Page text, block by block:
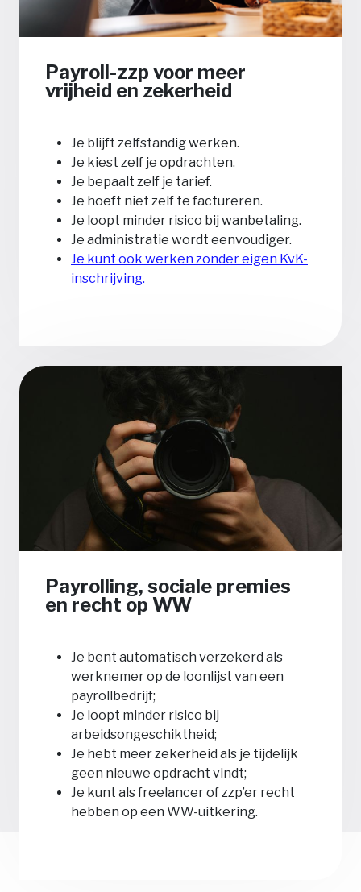
Payroll-zzp voor meer
vrijheid en zekerheid
Je blijft zelfstandig werken.
Je kiest zelf je opdrachten.
Je bepaalt zelf je tarief.
Je hoeft niet zelf te factureren.
Je loopt minder risico bij wanbetaling.
Je administratie wordt eenvoudiger.
Je kunt ook werken zonder eigen KvK-
inschrijving.
Payrolling, sociale premies
en recht op WW
Je bent automatisch verzekerd als
werknemer op de loonlijst van een
payrollbedrijf;
Je loopt minder risico bij
arbeidsongeschiktheid;
Je hebt meer zekerheid als je tijdelijk
geen nieuwe opdracht vindt;
Je kunt als freelancer of zzp’er recht
hebben op een WW-uitkering.